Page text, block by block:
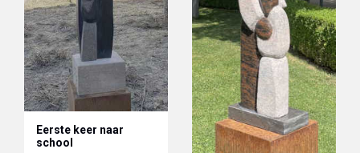
Eerste keer naar
school